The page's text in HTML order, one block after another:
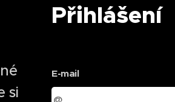
si
Přihlášení
E-mail